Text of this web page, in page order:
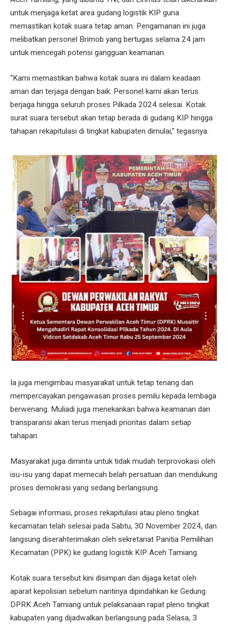
untuk menjaga ketat area gudang logistik KIP guna
memastikan kotak suara tetap aman. Pengamanan ini juga
melibatkan personel Brimob yang bertugas selama 24 jam
untuk mencegah potensi gangguan keamanan.
“Kami memastikan bahwa kotak suara ini dalam keadaan
aman dan terjaga dengan baik. Personel kami akan terus
berjaga hingga seluruh proses Pilkada 2024 selesai. Kotak
surat suara tersebut akan tetap berada di gudang KIP hingga
tahapan rekapitulasi di tingkat kabupaten dimulai,” tegasnya.
Ia juga mengimbau masyarakat untuk tetap tenang dan
mempercayakan pengawasan proses pemilu kepada lembaga
berwenang. Muliadi juga menekankan bahwa keamanan dan
transparansi akan terus menjadi prioritas dalam setiap
tahapan.
Masyarakat juga diminta untuk tidak mudah terprovokasi oleh
isu-isu yang dapat memecah belah persatuan dan mendukung
proses demokrasi yang sedang berlangsung.
Sebagai informasi, proses rekapitulasi atau pleno tingkat
kecamatan telah selesai pada Sabtu, 30 November 2024, dan
langsung diserahterimakan oleh sekretariat Panitia Pemilihan
Kecamatan (PPK) ke gudang logistik KIP Aceh Tamiang.
Kotak suara tersebut kini disimpan dan dijaga ketat oleh
aparat kepolisian sebelum nantinya dipindahkan ke Gedung
DPRK Aceh Tamiang untuk pelaksanaan rapat pleno tingkat
kabupaten yang dijadwalkan berlangsung pada Selasa, 3